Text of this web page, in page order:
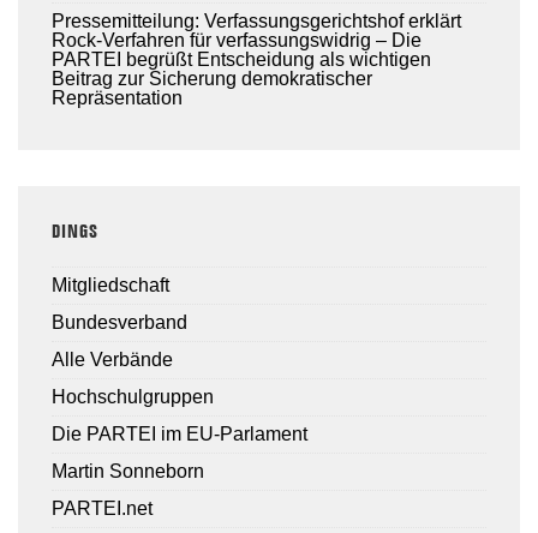
Pressemitteilung: Verfassungsgerichtshof erklärt
Rock-Verfahren für verfassungswidrig – Die
PARTEI begrüßt Entscheidung als wichtigen
Beitrag zur Sicherung demokratischer
Repräsentation
DINGS
Mitgliedschaft
Bundesverband
Alle Verbände
Hochschulgruppen
Die PARTEI im EU-Parlament
Martin Sonneborn
PARTEI.net